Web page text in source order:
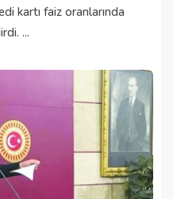
kartı faiz oranlarında
...